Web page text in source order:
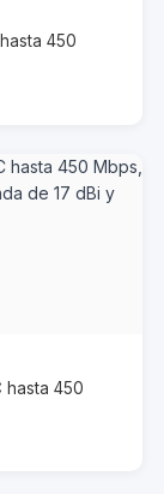
450
hasta 450